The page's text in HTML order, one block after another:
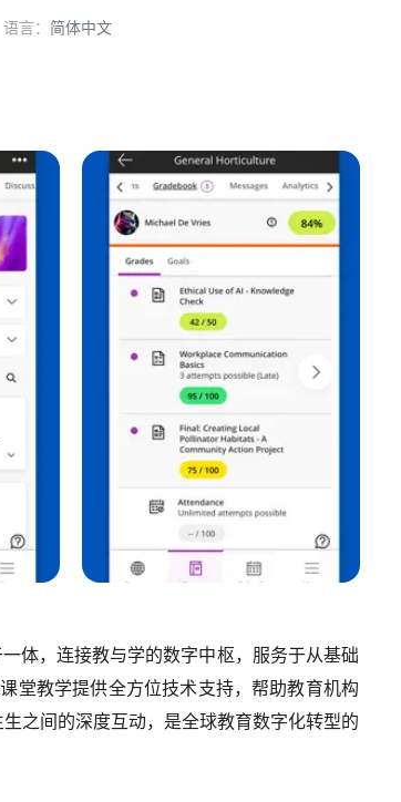
语言： 简体中文
体，连接教与学的数字中枢，服务于从基础
堂教学提供全方位技术支持，帮助教育机构
之间的深度互动，是全球教育数字化转型的